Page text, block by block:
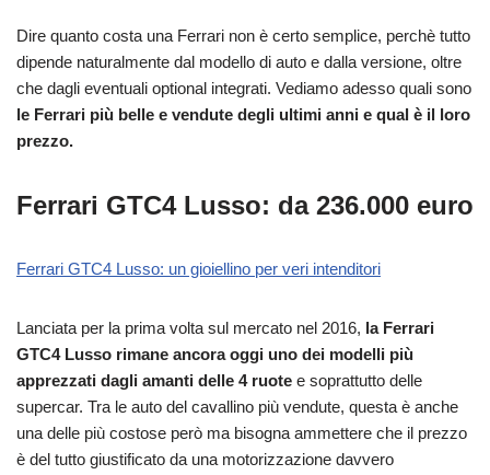
Dire quanto costa una Ferrari non è certo semplice, perchè tutto
dipende naturalmente dal modello di auto e dalla versione, oltre
che dagli eventuali optional integrati. Vediamo adesso quali sono
le Ferrari più belle e vendute degli ultimi anni e qual è il loro
prezzo.
Ferrari GTC4 Lusso: da 236.000 euro
Ferrari GTC4 Lusso: un gioiellino per veri intenditori
Lanciata per la prima volta sul mercato nel 2016, la Ferrari
GTC4 Lusso rimane ancora oggi uno dei modelli più
apprezzati dagli amanti delle 4 ruote e soprattutto delle
supercar. Tra le auto del cavallino più vendute, questa è anche
una delle più costose però ma bisogna ammettere che il prezzo
è del tutto giustificato da una motorizzazione davvero